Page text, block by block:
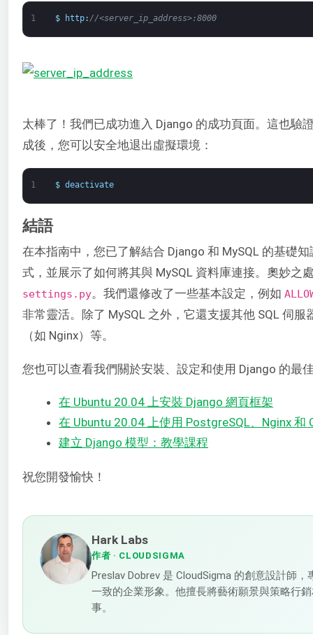
1 $ http: //<server_ip_address>:8000
太棒了！我們已成功進入 Django 的成功頁面。這也驗
成後，您可以安全地退出虛擬環境：
1 $ deactivate
結語
在本指南中，您已了解結合 Django 和 MySQL 的基礎
式，並展示了如何將其與 MySQL 資料庫連接。奧妙之
settings.py。我們還修改了一些基本設定，例如
非常靈活。除了 MySQL 之外，它還支援其他 SQL 伺
（如 Nginx）等。
您也可以查看我們關於安裝、設定和使用 Django 的最
在 Ubuntu 20.04 上安裝 Django 網頁框架
在 Ubuntu 20.04 上使用 PostgreSQL、Nginx 和
建立 Django 模型：教學課程
祝您開發愉快！
Hark Labs
作者 · CLOUDSIGMA
Preslav Dobrev 是 CloudSigma 的創意設計師
一致的企業形象。他擅長將藝術願景與策略行
事。